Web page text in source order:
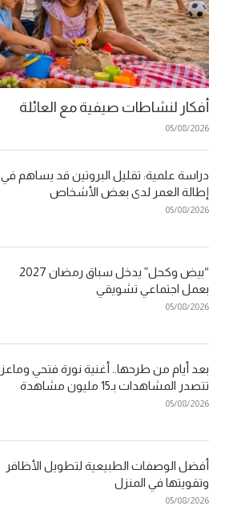
أفكار لنشاطات صيفية مع العائلة
05/08/2026
دراسة علمية: تقليل البروتين قد يساهم في
إطالة العمر لدى بعض الأشخاص
05/08/2026
“بيض وكحل” يدخل سباق رمضان 2027
بعمل اجتماعي تشويقي
05/08/2026
بعد أيام من طرحها.. أغنية نورة فتحي وماعز
تتصدر المشاهدات بـ15 مليون مشاهدة
05/08/2026
أفضل الوصفات الطبيعية لتطويل الأظافر
وتقويتها في المنزل
05/08/2026